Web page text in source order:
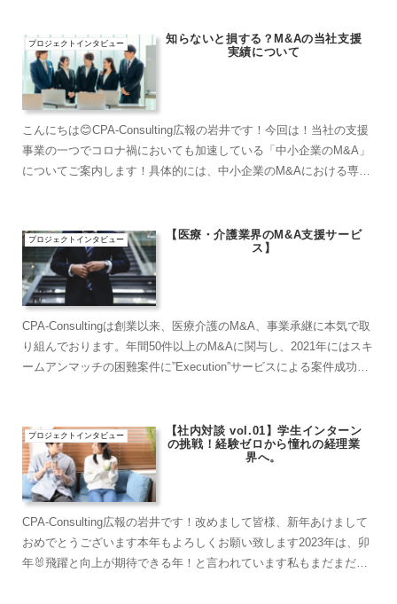
プロジェクトインタビュー
知らないと損する？M&Aの当社支援
実績について
こんにちは😊CPA-Consulting広報の岩井です！今回は！当社の支援
事業の一つでコロナ禍においても加速している「中小企業のM&A」
についてご案内します！具体的には、中小企業のM&Aにおける専門
プロジェクトインタビュー
【医療・介護業界のM&A支援サービ
ス】
CPA-Consultingは創業以来、医療介護のM&A、事業承継に本気で取
り組んでおります。年間50件以上のM&Aに関与し、2021年にはスキ
ームアンマッチの困難案件に”Execution”サービスによる案件成功を
プロジェクトインタビュー
【社内対談 vol.01】学生インターン
の挑戦！経験ゼロから憧れの経理業
界へ。
CPA-Consulting広報の岩井です！改めまして皆様、新年あけまして
おめでとうございます本年もよろしくお願い致します2023年は、卯
年🐰飛躍と向上が期待できる年！と言われています私もまだまだ未